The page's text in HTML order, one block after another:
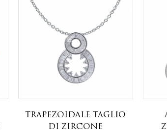
Trapezoidale Taglio
Di Zircone